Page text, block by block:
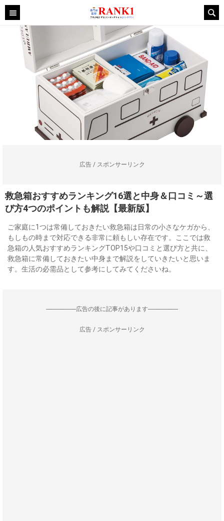
広告 / スポンサーリンク
救急箱おすすめランキング16選と中身＆口コミ～選
び方4つのポイントも解説【最新版】
ご家庭に1つは常備しておきたい救急箱は日常の小さなケガから、
もしもの時まで対応できる非常に頼もしい存在です。ここでは救
急箱の人気おすすめランキングTOP15や口コミと選び方と共に、
救急箱に常備しておきたい中身まで解説をしていきたいと思いま
す。生活の必需品として参考にしてみてくださいね。
--------------------広告の後に記事があります--------------------
広告 / スポンサーリンク